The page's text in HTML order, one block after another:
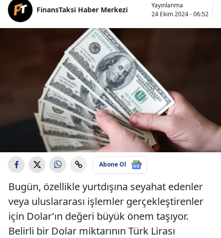
FinansTaksi Haber Merkezi
Yayınlanma
24 Ekim 2024 - 06:52
Abone Ol
Bugün, özellikle yurtdışına seyahat edenler
veya uluslararası işlemler gerçekleştirenler
için Dolar’ın değeri büyük önem taşıyor.
Belirli bir Dolar miktarının Türk Lirası